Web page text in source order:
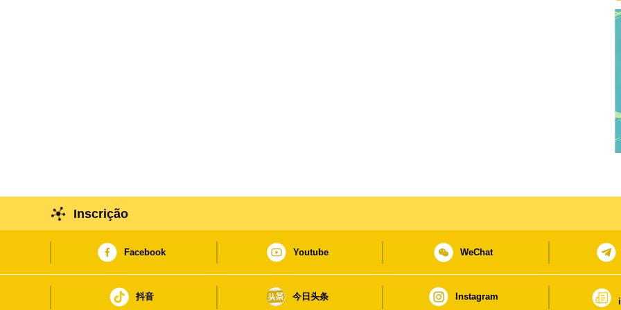
Inscrição
Facebook Youtube WeChat
抖音 今日头条 Instagram